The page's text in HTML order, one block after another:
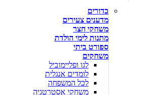
כדורים
מדענים צעירים
משחקי חצר
מתנות לימי הולדת
ספורט ביתי
משחקים
לגו ופליימוביל
לומדים אנגלית
לכל המשפחה
משחקי אסטרטגיה